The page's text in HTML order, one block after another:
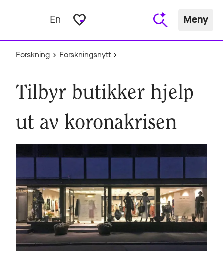
En favorite_border Meny
Forskning Forskningsnytt
Tilbyr butikker hjelp
ut av koronakrisen